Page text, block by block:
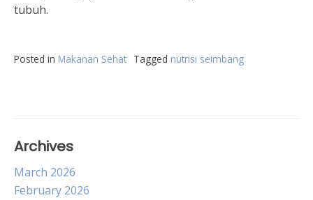
tubuh.
Posted in Makanan Sehat Tagged nutrisi seimbang
Archives
March 2026
February 2026